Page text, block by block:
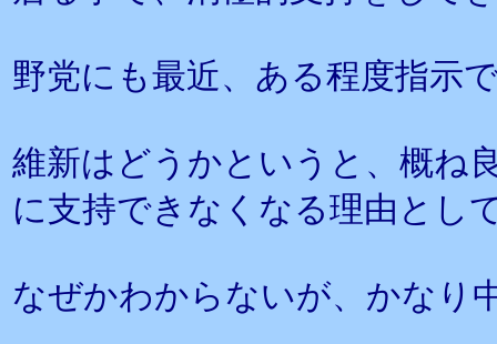
野党にも最近、ある程度指示
維新はどうかというと、概ね
に支持できなくなる理由とし
なぜかわからないが、かなり